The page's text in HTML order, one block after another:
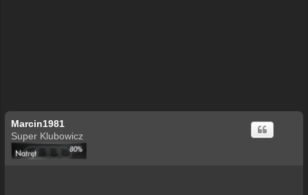
Marcin1981
Super Klubowicz